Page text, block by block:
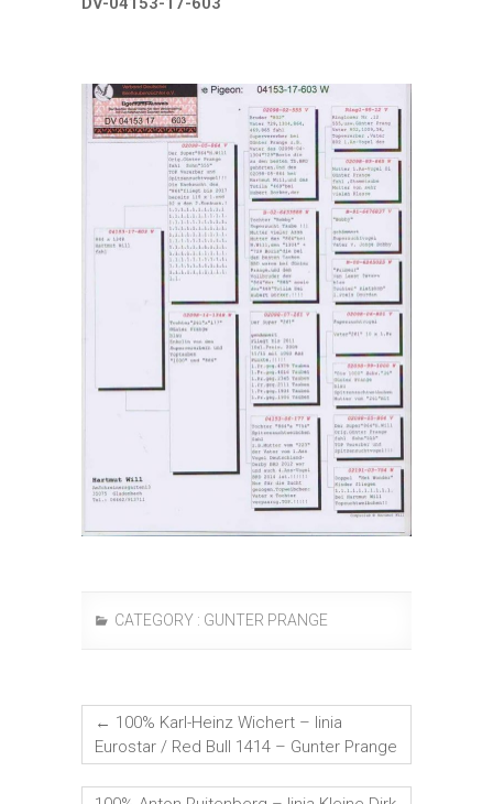
CATEGORY : GUNTER PRANGE
← 100% Karl-Heinz Wichert – linia
Eurostar / Red Bull 1414 – Gunter Prange